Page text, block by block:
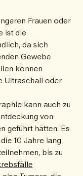
Frauen oder
ist die
da sich
Gewebe
können
Ultraschall oder
kann auch zu
von
geführt hätten. Es
10 Jahre lang
bis zu